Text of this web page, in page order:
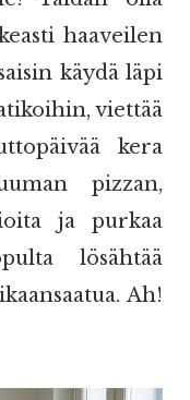
haaveilen
käydä läpi
viettää
kera
pizzan,
ja purkaa
lösähtää
Ah!